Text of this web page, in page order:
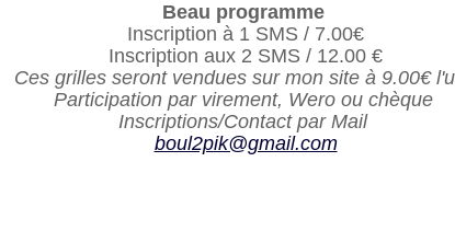
Beau programme
Inscription à 1 SMS / 7.00€
Inscription aux 2 SMS / 12.00 €
Ces grilles seront vendues sur mon site à 9.00€
Participation par virement, Wero ou chèque
Inscriptions/Contact par Mail
boul2pik@gmail.com